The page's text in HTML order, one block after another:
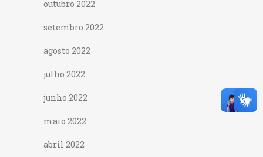
outubro 2022
setembro 2022
agosto 2022
julho 2022
junho 2022
maio 2022
abril 2022